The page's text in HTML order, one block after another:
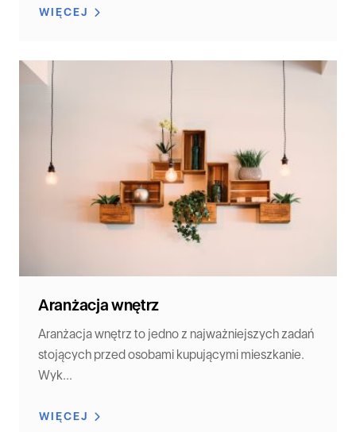
WIĘCEJ
Aranżacja wnętrz
Aranżacja wnętrz to jedno z najważniejszych zadań
stojących przed osobami kupującymi mieszkanie.
Wyk...
WIĘCEJ